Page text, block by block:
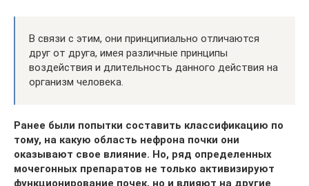
В связи с этим, они принципиально отличаются
друг от друга, имея различные принципы
воздействия и длительность данного действия на
организм человека.
Ранее были попытки составить классификацию по
тому, на какую область нефрона почки они
оказывают свое влияние. Но, ряд определенных
мочегонных препаратов не только активизируют
функционирование почек, но и влияют на другие